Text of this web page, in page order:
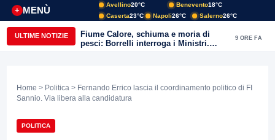
MENÙ
+
Avellino20°C Benevento18°C
Caserta23°C Napoli26°C Salerno26°C
ULTIME NOTIZIE
Fiume Calore, schiuma e moria di
pesci: Borrelli interroga i Ministri.
“Benevento paga l’assenza del
9 ORE FA
Home > Politica > Fernando Errico lascia il coordinamento politico di FI
Sannio. Via libera alla candidatura
POLITICA